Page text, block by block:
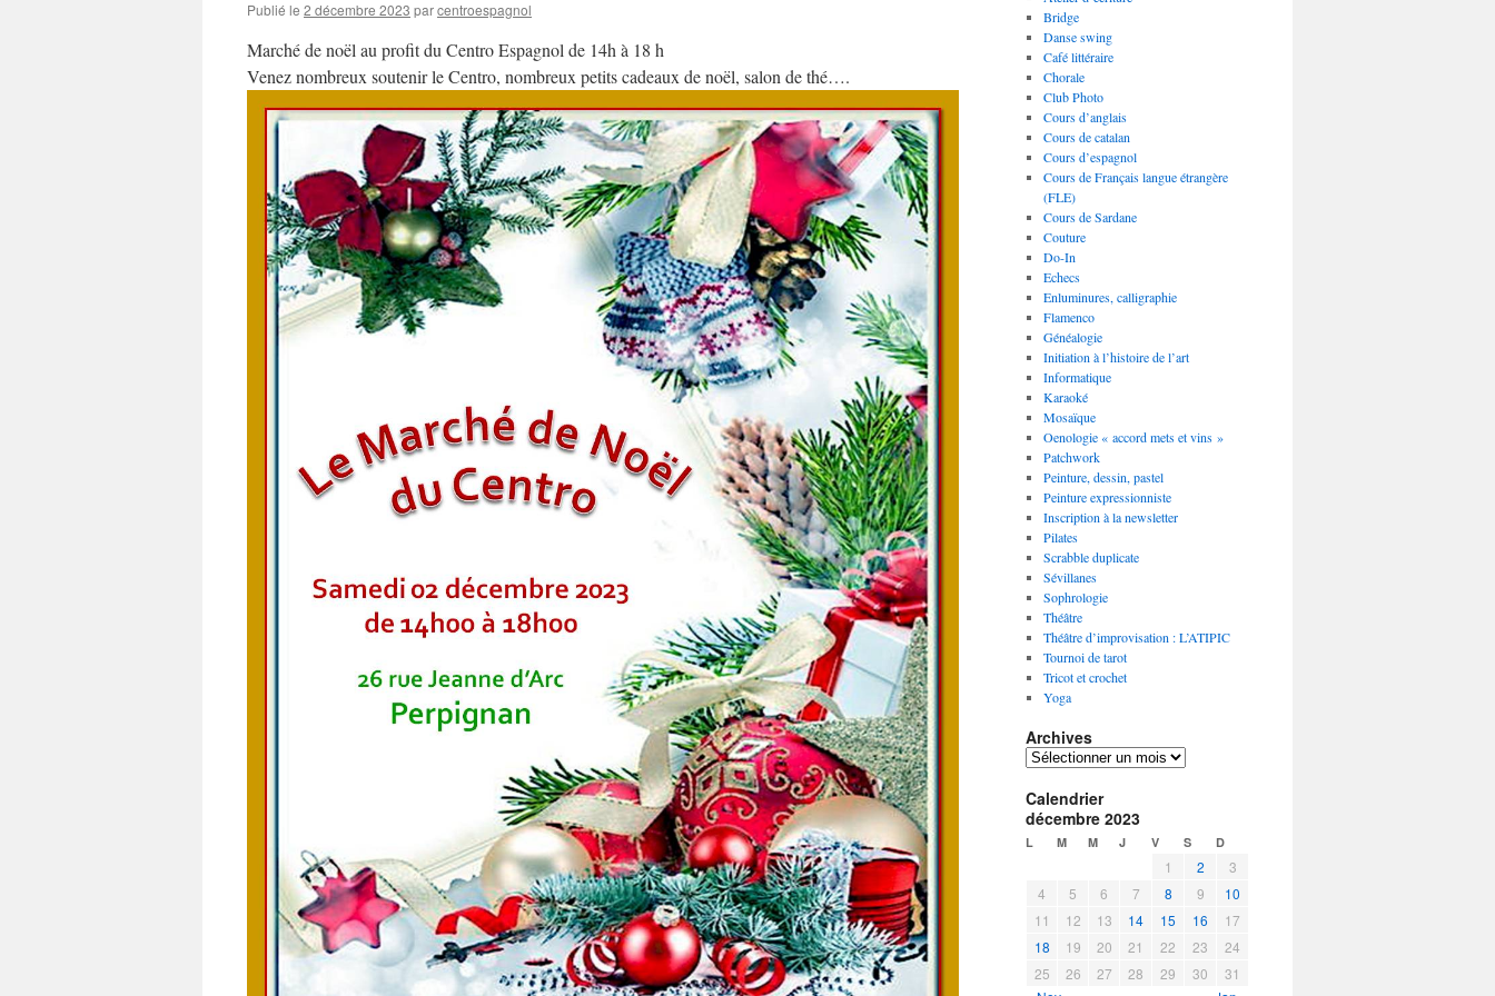
Publié le 2 décembre 2023 parcentroespagnol
Marché de noël au profit du Centro Espagnol de 14h à 18 h
Venez nombreux soutenir le Centro, nombreux petits cadeaux de noël, salon de thé….
Bridge
Danse swing
Café littéraire
Chorale
Club Photo
Cours d’anglais
Cours de catalan
Cours d’espagnol
Cours de Français langue étrangère
(FLE)
Cours de Sardane
Couture
Do-In
Echecs
Enluminures, calligraphie
Flamenco
Généalogie
Initiation à l’histoire de l’art
Informatique
Karaoké
Mosaïque
Oenologie « accord mets et vins »
Patchwork
Peinture, dessin, pastel
Peinture expressionniste
Inscription à la newsletter
Pilates
Scrabble duplicate
Sévillanes
Sophrologie
Théâtre
Théâtre d’improvisation : L’ATIPIC
Tournoi de tarot
Tricot et crochet
Yoga
Archives
A
c
h
i
Calendrier
décembre 2023
L M M J V S D
1 2
3
4
5 6 7 8 9
10
11
12 13 14 15 16
17
18
19 20 21 22 23
24
25
26 27 28 29 30
31